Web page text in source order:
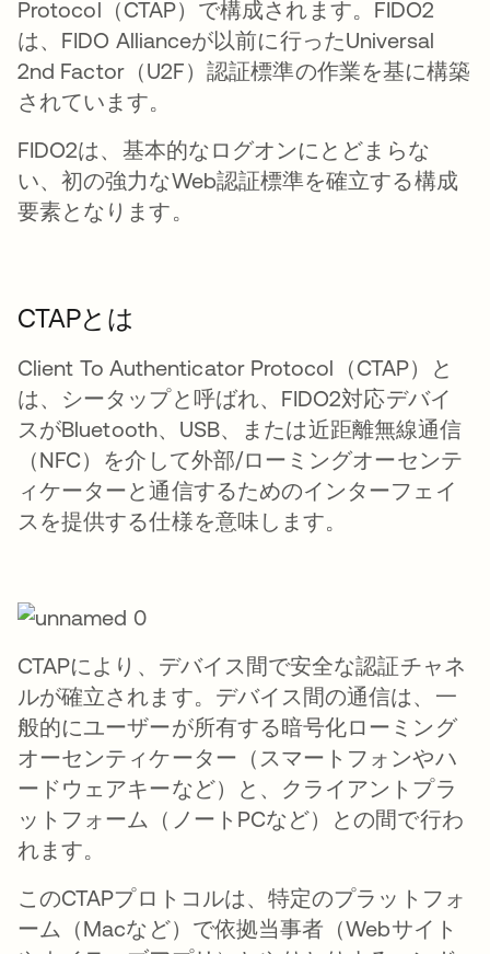
Protocol（CTAP）で構成されます。FIDO2
は、FIDO Allianceが以前に行ったUniversal
2nd Factor（U2F）認証標準の作業を基に構築
されています。
FIDO2は、基本的なログオンにとどまらな
い、初の強力なWeb認証標準を確立する構成
要素となります。
CTAPとは
Client To Authenticator Protocol（CTAP）と
は、シータップと呼ばれ、FIDO2対応デバイ
スがBluetooth、USB、または近距離無線通信
（NFC）を介して外部/ローミングオーセンテ
ィケーターと通信するためのインターフェイ
スを提供する仕様を意味します。
CTAPにより、デバイス間で安全な認証チャネ
ルが確立されます。デバイス間の通信は、一
般的にユーザーが所有する暗号化ローミング
オーセンティケーター（スマートフォンやハ
ードウェアキーなど）と、クライアントプラ
ットフォーム（ノートPCなど）との間で行わ
れます。
このCTAPプロトコルは、特定のプラットフォ
ーム（Macなど）で依拠当事者（Webサイト